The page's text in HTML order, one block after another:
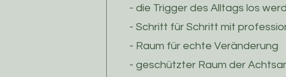
- die Trigger des Alltags los
- Schritt für Schritt mit
- Raum für echte Veränderung
- geschützter Raum der